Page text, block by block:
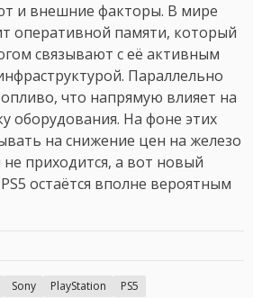
и внешние факторы. В мире
оперативной памяти, который
связывают с её активным
Параллельно
что напрямую влияет на
оборудования. На фоне этих
на снижение цен на железо
приходится, а вот новый
остаётся вполне вероятным
Sony PlayStation PS5